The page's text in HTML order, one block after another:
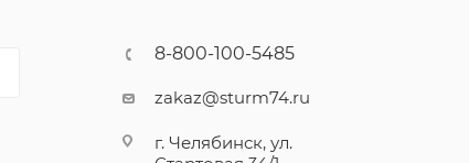
8-800-100-5485
zakaz@sturm74.ru
г. Челябинск, ул.